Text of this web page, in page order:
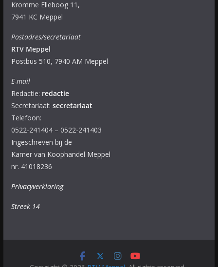
Kromme Elleboog 11,
7941 KC Meppel
Postadres/secretariaat
RTV Meppel
Postbus 510, 7940 AM Meppel
E-mail
Redactie: redactie
Secretariaat: secretariaat
Telefoon:
0522-241404 – 0522-241403
Ingeschreven bij de
Kamer van Koophandel Meppel
nr. 41018236
Privacyverklaring
Streek 14